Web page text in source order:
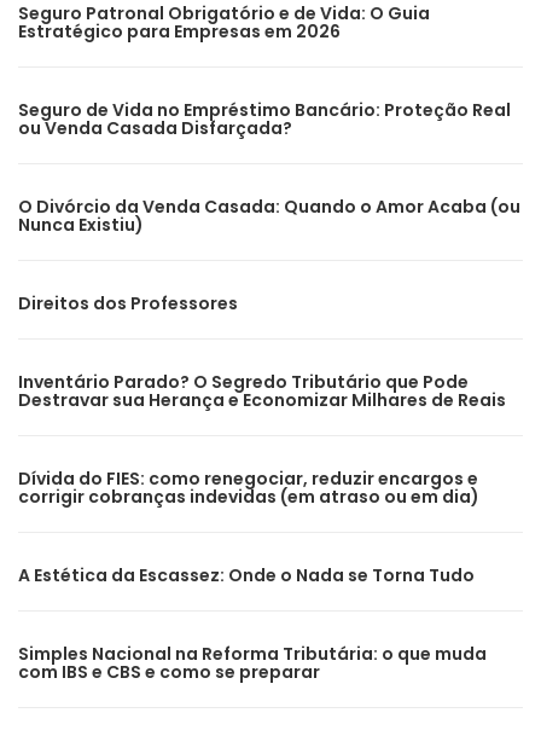
Seguro Patronal Obrigatório e de Vida: O Guia
Estratégico para Empresas em 2026
Seguro de Vida no Empréstimo Bancário: Proteção Real
ou Venda Casada Disfarçada?
O Divórcio da Venda Casada: Quando o Amor Acaba (ou
Nunca Existiu)
Direitos dos Professores
Inventário Parado? O Segredo Tributário que Pode
Destravar sua Herança e Economizar Milhares de Reais
Dívida do FIES: como renegociar, reduzir encargos e
corrigir cobranças indevidas (em atraso ou em dia)
A Estética da Escassez: Onde o Nada se Torna Tudo
Simples Nacional na Reforma Tributária: o que muda
com IBS e CBS e como se preparar